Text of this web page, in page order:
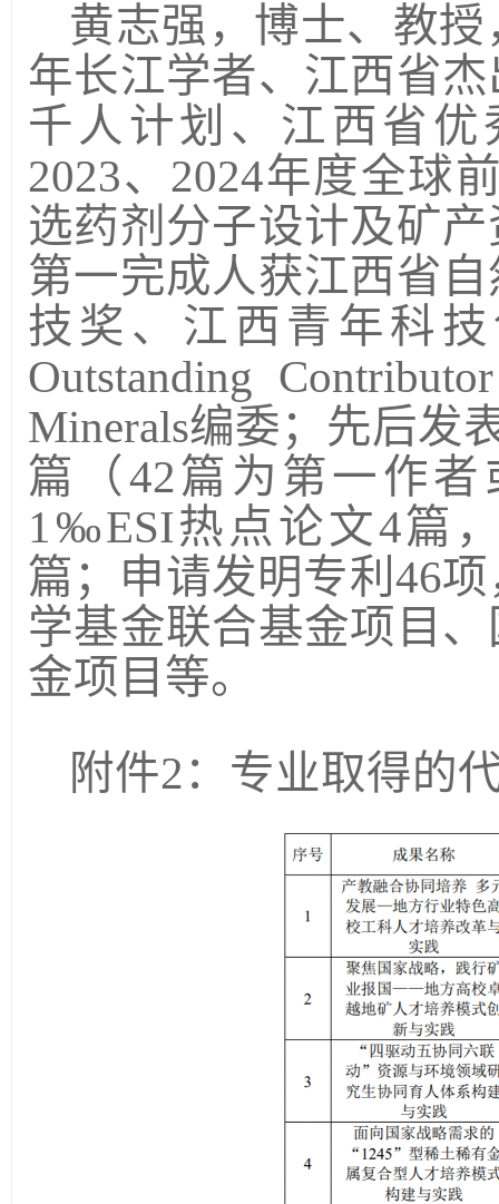
黄志强，博士、教
年长江学者、江西省
千人计划、江西省
2023、 2024年度全球
选药剂分子设计及矿
第一完成人获江西省
技奖、江西青年科
Outstanding
Minerals编委；先后发
篇（ 42篇为第一作
1‰ESI热点论文4篇
篇；申请发明专利 46
学基金联合基金项目
金项目等。
附件2 ：专业取得的